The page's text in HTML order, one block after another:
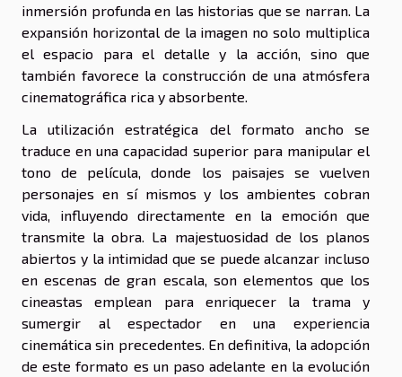
inmersión profunda en las historias que se narran. La
expansión horizontal de la imagen no solo multiplica
el espacio para el detalle y la acción, sino que
también favorece la construcción de una atmósfera
cinematográfica rica y absorbente.
La utilización estratégica del formato ancho se
traduce en una capacidad superior para manipular el
tono de película, donde los paisajes se vuelven
personajes en sí mismos y los ambientes cobran
vida, influyendo directamente en la emoción que
transmite la obra. La majestuosidad de los planos
abiertos y la intimidad que se puede alcanzar incluso
en escenas de gran escala, son elementos que los
cineastas emplean para enriquecer la trama y
sumergir al espectador en una experiencia
cinemática sin precedentes. En definitiva, la adopción
de este formato es un paso adelante en la evolución